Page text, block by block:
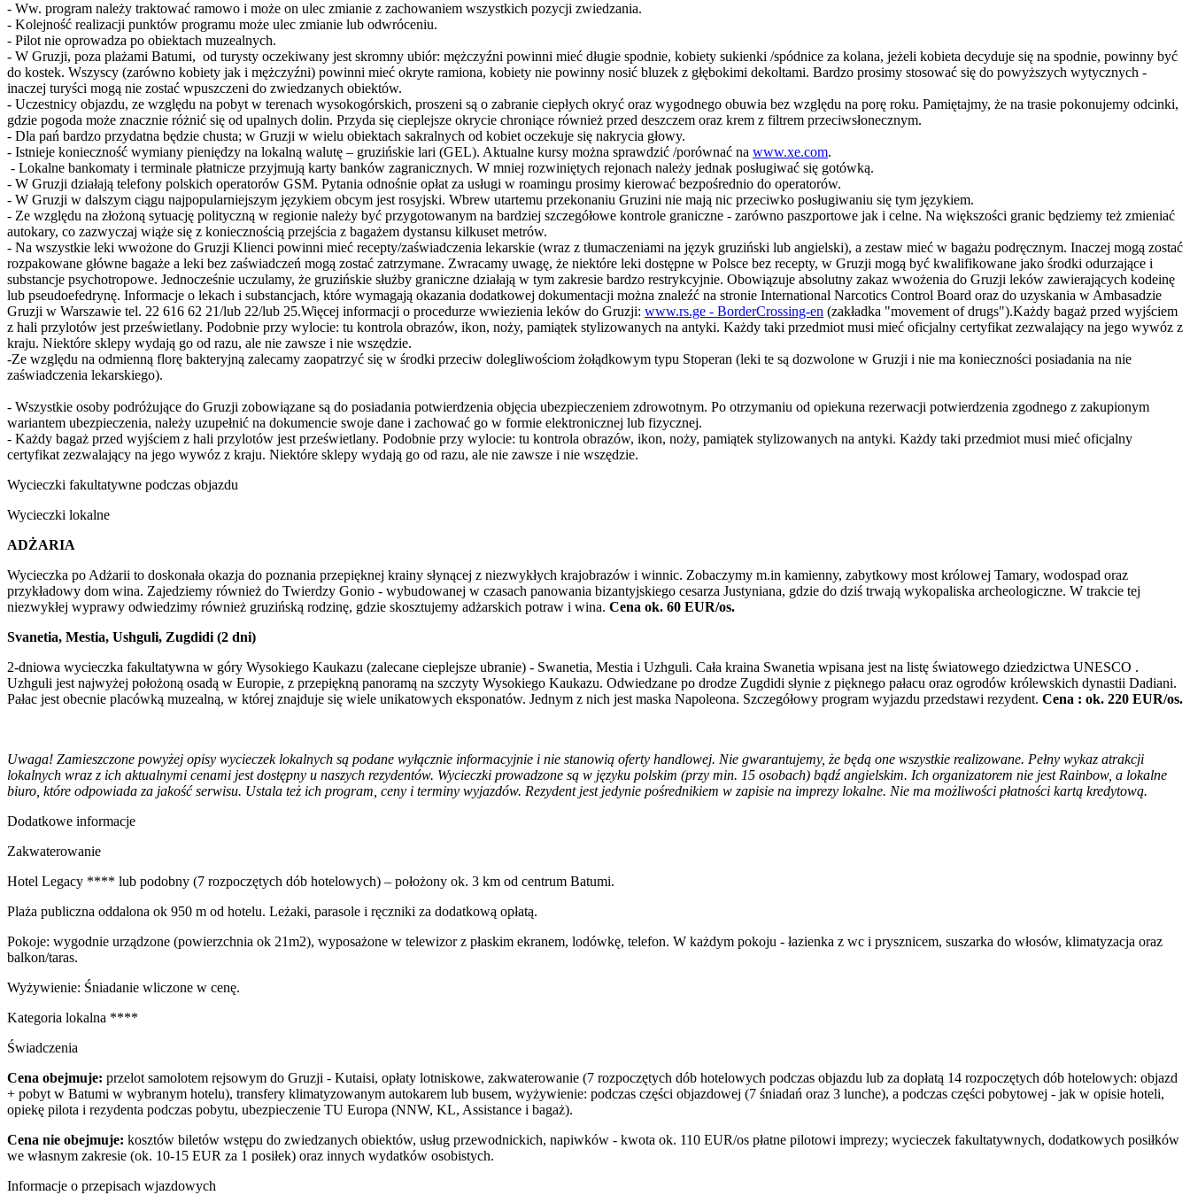
- Ww. program należy traktować ramowo i może on ulec zmianie z zachowaniem wszystkich pozycji zwiedzania.
- Kolejność realizacji punktów programu może ulec zmianie lub odwróceniu.
- Pilot nie oprowadza po obiektach muzealnych.
- W Gruzji, poza plażami Batumi, od turysty oczekiwany jest skromny ubiór: mężczyźni powinni mieć długie spodnie, kobiety sukienki /spódnice za kolana, jeżeli kobieta decyduje się na spodnie, powinny być
do kostek. Wszyscy (zarówno kobiety jak i mężczyźni) powinni mieć okryte ramiona, kobiety nie powinny nosić bluzek z głębokimi dekoltami. Bardzo prosimy stosować się do powyższych wytycznych -
inaczej turyści mogą nie zostać wpuszczeni do zwiedzanych obiektów.
- Uczestnicy objazdu, ze względu na pobyt w terenach wysokogórskich, proszeni są o zabranie ciepłych okryć oraz wygodnego obuwia bez względu na porę roku. Pamiętajmy, że na trasie pokonujemy odcinki,
gdzie pogoda może znacznie różnić się od upalnych dolin. Przyda się cieplejsze okrycie chroniące również przed deszczem oraz krem z filtrem przeciwsłonecznym.
- Dla pań bardzo przydatna będzie chusta; w Gruzji w wielu obiektach sakralnych od kobiet oczekuje się nakrycia głowy.
- Istnieje konieczność wymiany pieniędzy na lokalną walutę – gruzińskie lari (GEL). Aktualne kursy można sprawdzić /porównać na www.xe.com.
- Lokalne bankomaty i terminale płatnicze przyjmują karty banków zagranicznych. W mniej rozwiniętych rejonach należy jednak posługiwać się gotówką.
- W Gruzji działają telefony polskich operatorów GSM. Pytania odnośnie opłat za usługi w roamingu prosimy kierować bezpośrednio do operatorów.
- W Gruzji w dalszym ciągu najpopularniejszym językiem obcym jest rosyjski. Wbrew utartemu przekonaniu Gruzini nie mają nic przeciwko posługiwaniu się tym językiem.
- Ze względu na złożoną sytuację polityczną w regionie należy być przygotowanym na bardziej szczegółowe kontrole graniczne - zarówno paszportowe jak i celne. Na większości granic będziemy też zmieniać
autokary, co zazwyczaj wiąże się z koniecznością przejścia z bagażem dystansu kilkuset metrów.
- Na wszystkie leki wwożone do Gruzji Klienci powinni mieć recepty/zaświadczenia lekarskie (wraz z tłumaczeniami na język gruziński lub angielski), a zestaw mieć w bagażu podręcznym. Inaczej mogą zostać
rozpakowane główne bagaże a leki bez zaświadczeń mogą zostać zatrzymane. Zwracamy uwagę, że niektóre leki dostępne w Polsce bez recepty, w Gruzji mogą być kwalifikowane jako środki odurzające i
substancje psychotropowe. Jednocześnie uczulamy, że gruzińskie służby graniczne działają w tym zakresie bardzo restrykcyjnie. Obowiązuje absolutny zakaz wwożenia do Gruzji leków zawierających kodeinę
lub pseudoefedrynę. Informacje o lekach i substancjach, które wymagają okazania dodatkowej dokumentacji można znaleźć na stronie International Narcotics Control Board oraz do uzyskania w Ambasadzie
Gruzji w Warszawie tel. 22 616 62 21/lub 22/lub 25.Więcej informacji o procedurze wwiezienia leków do Gruzji: www.rs.ge - BorderCrossing-en (zakładka "movement of drugs").Każdy bagaż przed wyjściem
z hali przylotów jest prześwietlany. Podobnie przy wylocie: tu kontrola obrazów, ikon, noży, pamiątek stylizowanych na antyki. Każdy taki przedmiot musi mieć oficjalny certyfikat zezwalający na jego wywóz z
kraju. Niektóre sklepy wydają go od razu, ale nie zawsze i nie wszędzie.
-Ze względu na odmienną florę bakteryjną zalecamy zaopatrzyć się w środki przeciw dolegliwościom żołądkowym typu Stoperan (leki te są dozwolone w Gruzji i nie ma konieczności posiadania na nie
zaświadczenia lekarskiego).
- Wszystkie osoby podróżujące do Gruzji zobowiązane są do posiadania potwierdzenia objęcia ubezpieczeniem zdrowotnym. Po otrzymaniu od opiekuna rezerwacji potwierdzenia zgodnego z zakupionym
wariantem ubezpieczenia, należy uzupełnić na dokumencie swoje dane i zachować go w formie elektronicznej lub fizycznej.
- Każdy bagaż przed wyjściem z hali przylotów jest prześwietlany. Podobnie przy wylocie: tu kontrola obrazów, ikon, noży, pamiątek stylizowanych na antyki. Każdy taki przedmiot musi mieć oficjalny
certyfikat zezwalający na jego wywóz z kraju. Niektóre sklepy wydają go od razu, ale nie zawsze i nie wszędzie.
Wycieczki fakultatywne podczas objazdu
Wycieczki lokalne
ADŻARIA
Wycieczka po Adżarii to doskonała okazja do poznania przepięknej krainy słynącej z niezwykłych krajobrazów i winnic. Zobaczymy m.in kamienny, zabytkowy most królowej Tamary, wodospad oraz
przykładowy dom wina. Zajedziemy również do Twierdzy Gonio - wybudowanej w czasach panowania bizantyjskiego cesarza Justyniana, gdzie do dziś trwają wykopaliska archeologiczne. W trakcie tej
niezwykłej wyprawy odwiedzimy również gruzińską rodzinę, gdzie skosztujemy adżarskich potraw i wina. Cena ok. 60 EUR/os.
Svanetia, Mestia, Ushguli, Zugdidi (2 dni)
2-dniowa wycieczka fakultatywna w góry Wysokiego Kaukazu (zalecane cieplejsze ubranie) - Swanetia, Mestia i Uzhguli. Cała kraina Swanetia wpisana jest na listę światowego dziedzictwa UNESCO .
Uzhguli jest najwyżej położoną osadą w Europie, z przepiękną panoramą na szczyty Wysokiego Kaukazu. Odwiedzane po drodze Zugdidi słynie z pięknego pałacu oraz ogrodów królewskich dynastii Dadiani.
Pałac jest obecnie placówką muzealną, w której znajduje się wiele unikatowych eksponatów. Jednym z nich jest maska Napoleona. Szczegółowy program wyjazdu przedstawi rezydent. Cena : ok. 220 EUR/os.
Uwaga! Zamieszczone powyżej opisy wycieczek lokalnych są podane wyłącznie informacyjnie i nie stanowią oferty handlowej. Nie gwarantujemy, że będą one wszystkie realizowane. Pełny wykaz atrakcji
lokalnych wraz z ich aktualnymi cenami jest dostępny u naszych rezydentów. Wycieczki prowadzone są w języku polskim (przy min. 15 osobach) bądź angielskim. Ich organizatorem nie jest Rainbow, a lokalne
biuro, które odpowiada za jakość serwisu. Ustala też ich program, ceny i terminy wyjazdów. Rezydent jest jedynie pośrednikiem w zapisie na imprezy lokalne. Nie ma możliwości płatności kartą kredytową.
Dodatkowe informacje
Zakwaterowanie
Hotel Legacy **** lub podobny (7 rozpoczętych dób hotelowych) – położony ok. 3 km od centrum Batumi.
Plaża publiczna oddalona ok 950 m od hotelu. Leżaki, parasole i ręczniki za dodatkową opłatą.
Pokoje: wygodnie urządzone (powierzchnia ok 21m2), wyposażone w telewizor z płaskim ekranem, lodówkę, telefon. W każdym pokoju - łazienka z wc i prysznicem, suszarka do włosów, klimatyzacja oraz
balkon/taras.
Wyżywienie: Śniadanie wliczone w cenę.
Kategoria lokalna ****
Świadczenia
Cena obejmuje: przelot samolotem rejsowym do Gruzji - Kutaisi, opłaty lotniskowe, zakwaterowanie (7 rozpoczętych dób hotelowych podczas objazdu lub za dopłatą 14 rozpoczętych dób hotelowych: objazd
+ pobyt w Batumi w wybranym hotelu), transfery klimatyzowanym autokarem lub busem, wyżywienie: podczas części objazdowej (7 śniadań oraz 3 lunche), a podczas części pobytowej - jak w opisie hoteli,
opiekę pilota i rezydenta podczas pobytu, ubezpieczenie TU Europa (NNW, KL, Assistance i bagaż).
Cena nie obejmuje: kosztów biletów wstępu do zwiedzanych obiektów, usług przewodnickich, napiwków - kwota ok. 110 EUR/os płatne pilotowi imprezy; wycieczek fakultatywnych, dodatkowych posiłków
we własnym zakresie (ok. 10-15 EUR za 1 posiłek) oraz innych wydatków osobistych.
Informacje o przepisach wjazdowych